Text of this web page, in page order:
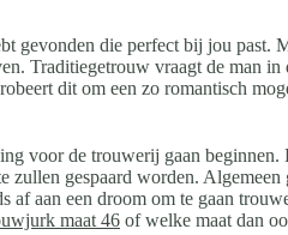
gevonden die perfect bij jou
Traditiegetrouw vraagt de man in
dit om een zo romantisch
voor de trouwerij gaan
gespaard worden.
aan een droom om te gaan
maat 46 of welke maat dan